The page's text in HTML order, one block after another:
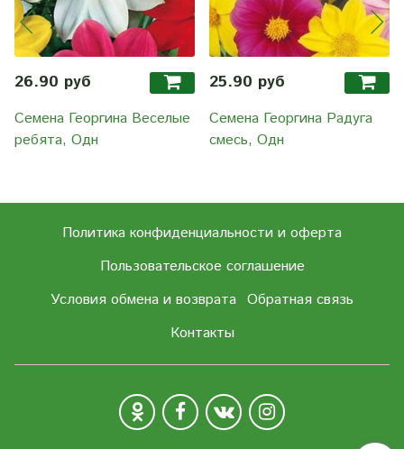
26.90 руб
Семена Георгина Веселые
ребята, Одн
25.90 руб
Семена Георгина Радуга
смесь, Одн
Политика конфиденциальности и оферта
Пользовательское соглашение
Условия обмена и возврата Обратная связь
Контакты